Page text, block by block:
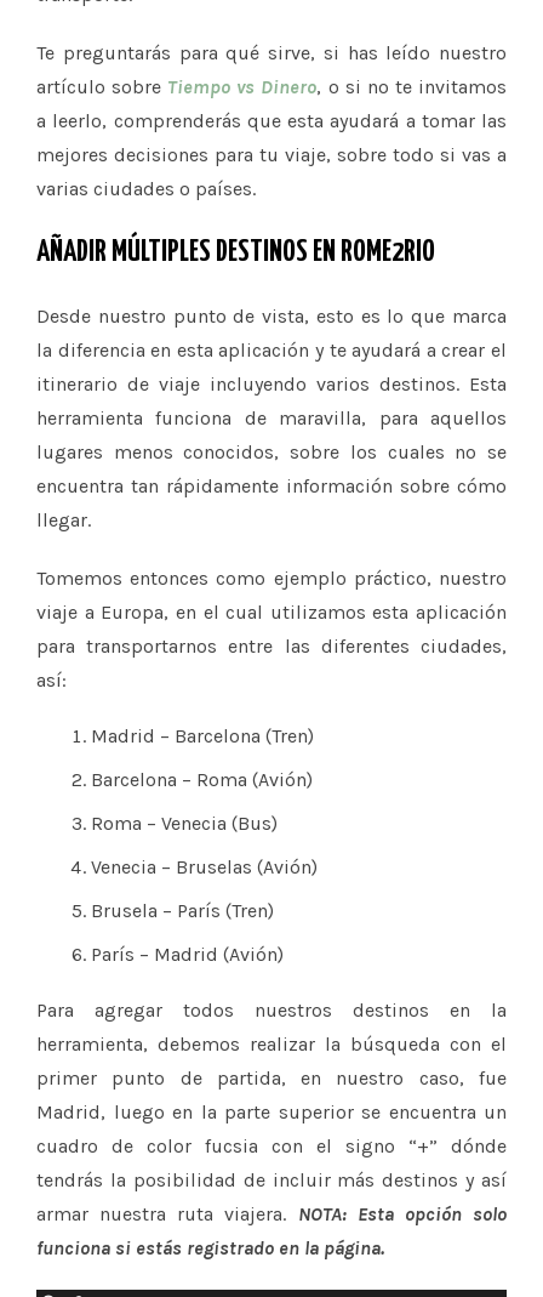
Te preguntarás para qué sirve, si has leído nuestro
artículo sobre Tiempo vs Dinero, o si no te invitamos
a leerlo, comprenderás que esta ayudará a tomar las
mejores decisiones para tu viaje, sobre todo si vas a
varias ciudades o países.
AÑADIR MÚLTIPLES DESTINOS EN ROME2RIO
Desde nuestro punto de vista, esto es lo que marca
la diferencia en esta aplicación y te ayudará a crear el
itinerario de viaje incluyendo varios destinos. Esta
herramienta funciona de maravilla, para aquellos
lugares menos conocidos, sobre los cuales no se
encuentra tan rápidamente información sobre cómo
llegar.
Tomemos entonces como ejemplo práctico, nuestro
viaje a Europa, en el cual utilizamos esta aplicación
para transportarnos entre las diferentes ciudades,
así:
Madrid – Barcelona (Tren)
Barcelona – Roma (Avión)
Roma – Venecia (Bus)
Venecia – Bruselas (Avión)
Brusela – París (Tren)
París – Madrid (Avión)
Para agregar todos nuestros destinos en la
herramienta, debemos realizar la búsqueda con el
primer punto de partida, en nuestro caso, fue
Madrid, luego en la parte superior se encuentra un
cuadro de color fucsia con el signo “+” dónde
tendrás la posibilidad de incluir más destinos y así
armar nuestra ruta viajera. NOTA: Esta opción solo
funciona si estás registrado en la página.